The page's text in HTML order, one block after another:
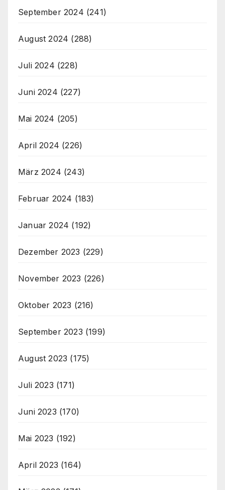
September 2024 (241)
August 2024 (288)
Juli 2024 (228)
Juni 2024 (227)
Mai 2024 (205)
April 2024 (226)
März 2024 (243)
Februar 2024 (183)
Januar 2024 (192)
Dezember 2023 (229)
November 2023 (226)
Oktober 2023 (216)
September 2023 (199)
August 2023 (175)
Juli 2023 (171)
Juni 2023 (170)
Mai 2023 (192)
April 2023 (164)